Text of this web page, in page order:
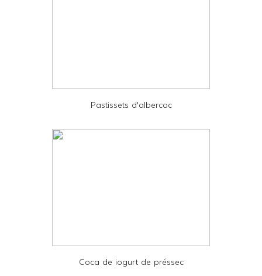
d
Pastissets d'albercoc
Coca de iogurt de préssec